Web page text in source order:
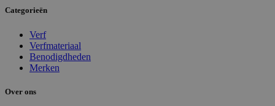
Categorieën
Verf
Verfmateriaal
Benodigdheden
Merken
Over ons